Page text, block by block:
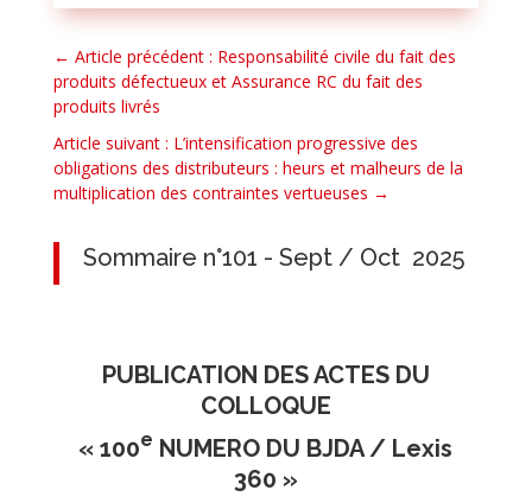
← Article précédent : Responsabilité civile du fait des
produits défectueux et Assurance RC du fait des
produits livrés
Article suivant : L’intensification progressive des
obligations des distributeurs : heurs et malheurs de la
multiplication des contraintes vertueuses →
Sommaire n°101 - Sept / Oct 2025
PUBLICATION DES ACTES DU
COLLOQUE
« 100e NUMERO DU BJDA / Lexis
360 »